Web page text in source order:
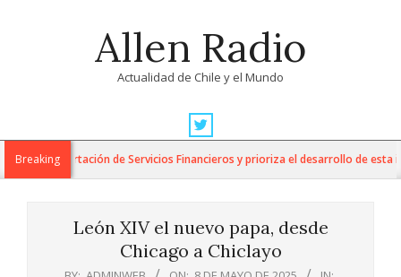
Allen Radio
Actualidad de Chile y el Mundo
Navigation
MenuBreaking
la Exportación de Servicios Financieros y prioriza el desarrollo de esta
León XIV el nuevo papa, desde
Chicago a Chiclayo